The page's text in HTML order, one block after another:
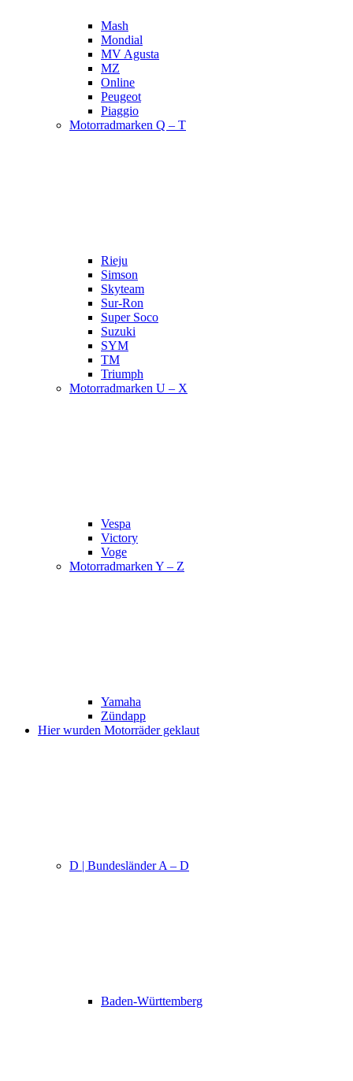
Mash
Mondial
MV Agusta
MZ
Online
Peugeot
Piaggio
Motorradmarken Q – T
Rieju
Simson
Skyteam
Sur-Ron
Super Soco
Suzuki
SYM
TM
Triumph
Motorradmarken U – X
Vespa
Victory
Voge
Motorradmarken Y – Z
Yamaha
Zündapp
Hier wurden Motorräder geklaut
D | Bundesländer A – D
Baden-Württemberg